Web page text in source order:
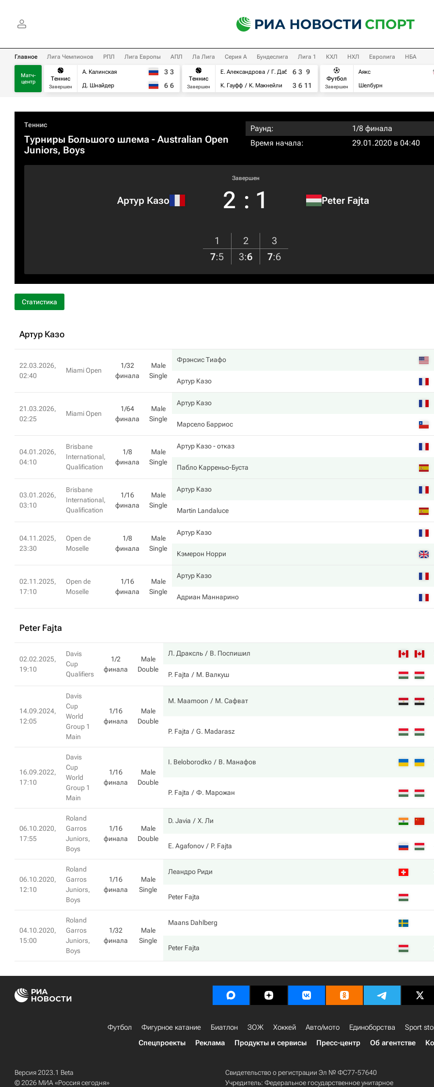
Главное Лига Чемпионов РПЛ Лига Европы АПЛ Ла Лига Серия А Бундеслига Лига 1 КХЛ НХЛ Евролига НБА
Матч-
центр
Теннис
Завершен
А. Калинская
Д. Шнайдер
3 3
6 6
Теннис
Завершен
Е. Александрова
Г. Дабровски
К. Гауфф
К. Макнейли
6 3 9
3 6 11
Футбол
Завершен
Аякс
Шелбурн
Теннис
Турниры Большого шлема - Australian Open
Juniors, Boys
Раунд:
1/8 финала
Время начала:
29.01.2020 в 04:40
Артур Казо
Завершен
2 : 1 Peter Fajta
1 2
3
7:5 3:6 7:6
Статистика
Артур Казо
22.03.2026,
02:40
Miami Open
1/32
финала
Male
Single
Фрэнсис Тиафо
Артур Казо
21.03.2026,
02:25
Miami Open
1/64
финала
Male
Single
Артур Казо
Марсело Барриос
04.01.2026,
04:10
Brisbane
International,
Qualification
1/8
финала
Male
Single
Артур Казо- отказ
Пабло Карреньо-Буста
03.01.2026,
03:10
Brisbane
International,
Qualification
1/16
финала
Male
Single
Артур Казо
Martin Landaluce
04.11.2025,
23:30
Open de
Moselle
1/8
финала
Male
Single
Артур Казо
Кэмерон Норри
02.11.2025,
17:10
Open de
Moselle
1/16
финала
Male
Single
Артур Казо
Адриан Маннарино
Peter Fajta
02.02.2025,
19:10
Davis
Cup
Qualifiers
1/2
финала
Male
Double
Л. Драксль В. Поспишил
P. Fajta М. Валкуш
14.09.2024,
12:05
Davis
Cup
World
Group 1
Main
1/16
финала
Male
Double
M. Maamoon М. Сафват
P. Fajta G. Madarasz
16.09.2022,
17:10
Davis
Cup
World
Group 1
Main
1/16
финала
Male
Double
I. Beloborodko В. Манафов
P. Fajta Ф. Марожан
06.10.2020,
17:55
Roland
Garros
Juniors,
Boys
1/16
финала
Male
Double
D. Javia Х. Ли
E. Agafonov P. Fajta
06.10.2020,
12:10
Roland
Garros
Juniors,
Boys
1/16
финала
Male
Single
Леандро Риди
Peter Fajta
04.10.2020,
15:00
Roland
Garros
Juniors,
Boys
1/32
финала
Male
Single
Maans Dahlberg
Peter Fajta
Футбол Фигурное катание Биатлон ЗОЖ Хоккей Авто/мото Единоборства Sport
Спецпроекты
Реклама Продукты и сервисы Пресс-центр Об агентстве
Версия 2023.1 Beta
© 2026 МИА «Россия сегодня»
Свидетельство о регистрации Эл № ФС77-57640
Учредитель: Федеральное государственное унитарное